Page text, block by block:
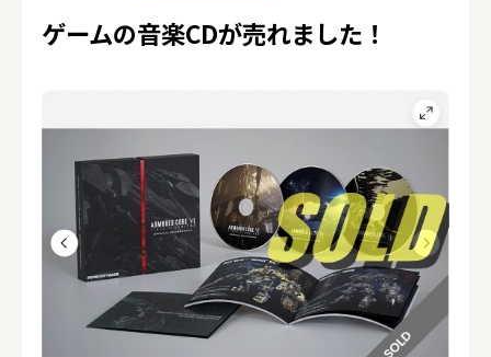
ゲームの音楽CDが売れました！